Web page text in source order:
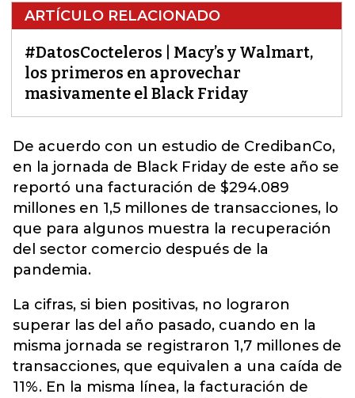
ARTÍCULO RELACIONADO
#DatosCocteleros | Macy’s y Walmart,
los primeros en aprovechar
masivamente el Black Friday
De acuerdo con un estudio de CredibanCo,
en la jornada de Black Friday de este año se
reportó una facturación de $294.089
millones en 1,5 millones de transacciones, lo
que para algunos muestra la recuperación
del sector comercio después de la
pandemia.
La cifras, si bien positivas, no lograron
superar las del año pasado, cuando en la
misma jornada se registraron 1,7 millones de
transacciones, que equivalen a una caída de
11%. En la misma línea, la facturación de